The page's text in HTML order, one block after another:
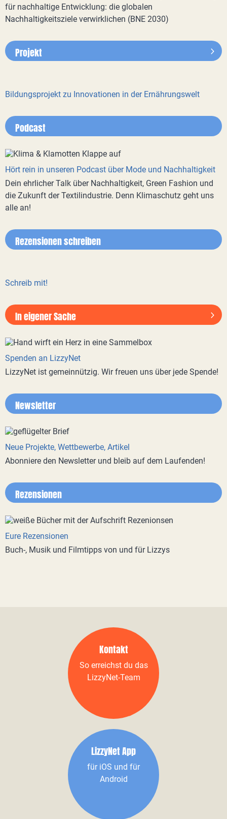
für nachhaltige Entwicklung: die globalen
Nachhaltigkeitsziele verwirklichen (BNE 2030)
Projekt
Bildungsprojekt zu Innovationen in der Ernährungswelt
Podcast
Hört rein in unseren Podcast über Mode und Nachhaltigkeit
Dein ehrlicher Talk über Nachhaltigkeit, Green Fashion und
die Zukunft der Textilindustrie. Denn Klimaschutz geht uns
alle an!
Rezensionen schreiben
Schreib mit!
In eigener Sache
Spenden an LizzyNet
LizzyNet ist gemeinnützig. Wir freuen uns über jede Spende!
Newsletter
Neue Projekte, Wettbewerbe, Artikel
Abonniere den Newsletter und bleib auf dem Laufenden!
Rezensionen
Eure Rezensionen
Buch-, Musik und Filmtipps von und für Lizzys
Kontakt
So erreichst du das
LizzyNet-Team
LizzyNet App
für iOS und für
Android